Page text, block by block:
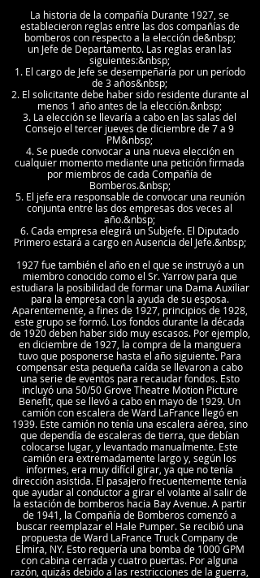
La historia de la compañía Durante 1927, se
establecieron reglas entre las dos compañías de
bomberos con respecto a la elección de&nbsp;
un Jefe de Departamento. Las reglas eran las
siguientes:&nbsp;
1. El cargo de Jefe se desempeñaría por un período
de 3 años&nbsp;
2. El solicitante debe haber sido residente durante al
menos 1 año antes de la elección.&nbsp;
3. La elección se llevaría a cabo en las salas del
Consejo el tercer jueves de diciembre de 7 a 9
PM&nbsp;
4. Se puede convocar a una nueva elección en
cualquier momento mediante una petición firmada
por miembros de cada Compañía de
Bomberos.&nbsp;
5. El jefe era responsable de convocar una reunión
conjunta entre las dos empresas dos veces al
año.&nbsp;
6. Cada empresa elegirá un Subjefe. El Diputado
Primero estará a cargo en Ausencia del Jefe.&nbsp;
1927 fue también el año en el que se instruyó a un
miembro conocido como el Sr. Yarrow para que
estudiara la posibilidad de formar una Dama Auxiliar
para la empresa con la ayuda de su esposa.
Aparentemente, a fines de 1927, principios de 1928,
este grupo se formó. Los fondos durante la década
de 1920 deben haber sido muy escasos. Por ejemplo,
en diciembre de 1927, la compra de la manguera
tuvo que posponerse hasta el año siguiente. Para
compensar esta pequeña caída se llevaron a cabo
una serie de eventos para recaudar fondos. Esto
incluyó una 50/50 Grove Theatre Motion Picture
Benefit, que se llevó a cabo en mayo de 1929. Un
camión con escalera de Ward LaFrance llegó en
1939. Este camión no tenía una escalera aérea, sino
que dependía de escaleras de tierra, que debían
colocarse lugar, y levantado manualmente. Este
camión era extremadamente largo y, según los
informes, era muy difícil girar, ya que no tenía
dirección asistida. El pasajero frecuentemente tenía
que ayudar al conductor a girar el volante al salir de
la estación de bomberos hacia Bay Avenue. A partir
de 1941, la Compañía de Bomberos comenzó a
buscar reemplazar el Hale Pumper. Se recibió una
propuesta de Ward LaFrance Truck Company de
Elmira, NY. Esto requería una bomba de 1000 GPM
con cabina cerrada y cuatro puertas. Por alguna
razón, quizás debido a las restricciones de la guerra,